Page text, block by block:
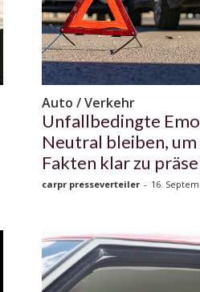
Auto / Verkehr
Unfallbedingte
Neutral bleiben, um
Fakten klar zu
carpr presseverteiler - 16.